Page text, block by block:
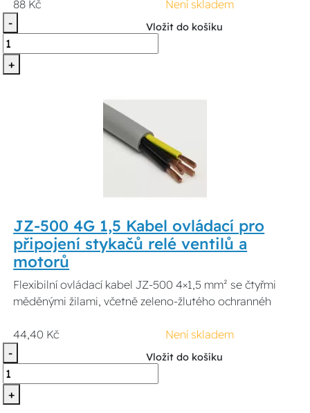
88 Kč
Není skladem
-
+
Vložit do košíku
JZ-500 4G 1,5 Kabel ovládací pro
připojení stykačů relé ventilů a
motorů
Flexibilní ovládací kabel JZ-500 4×1,5 mm² se čtyřmi
měděnými žilami, včetně zeleno-žlutého ochrannéh
44,40 Kč
Není skladem
-
+
Vložit do košíku